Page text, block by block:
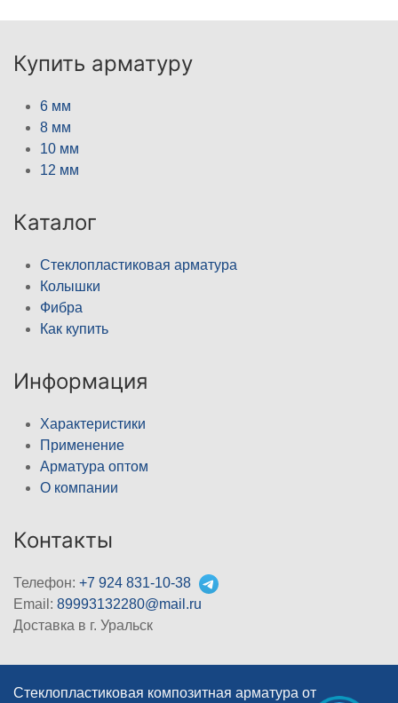
Купить арматуру
6 мм
8 мм
10 мм
12 мм
Каталог
Стеклопластиковая арматура
Колышки
Фибра
Как купить
Информация
Характеристики
Применение
Арматура оптом
О компании
Контакты
Телефон: +7 924 831-10-38
Email: 89993132280@mail.ru
Доставка в г. Уральск
Стеклопластиковая композитная арматура от